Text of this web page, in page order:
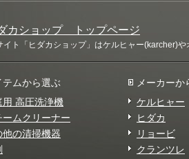
カショップ トップページ
ト「ヒダカショップ」はケルヒャー(karcher)
テムから選ぶ
用 高圧洗浄機
ームクリーナー
他の清掃機器
メーカーか
ケルヒャー
ヒダカ
リョービ
クランツレ